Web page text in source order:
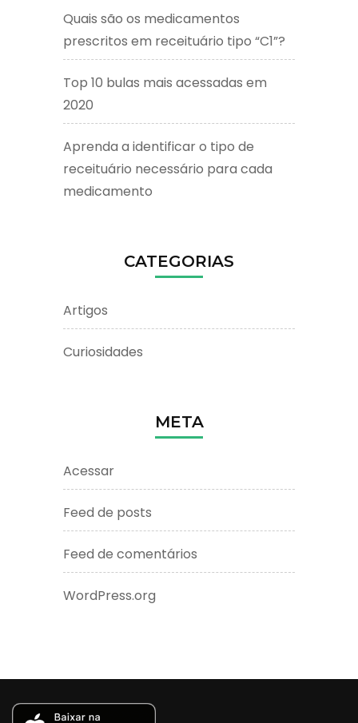
Quais são os medicamentos
prescritos em receituário tipo “C1”?
Top 10 bulas mais acessadas em
2020
Aprenda a identificar o tipo de
receituário necessário para cada
medicamento
CATEGORIAS
Artigos
Curiosidades
META
Acessar
Feed de posts
Feed de comentários
WordPress.org